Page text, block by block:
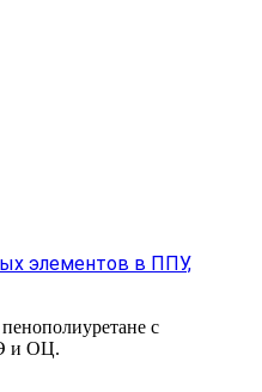
элементов в ППУ,
с
и ОЦ.